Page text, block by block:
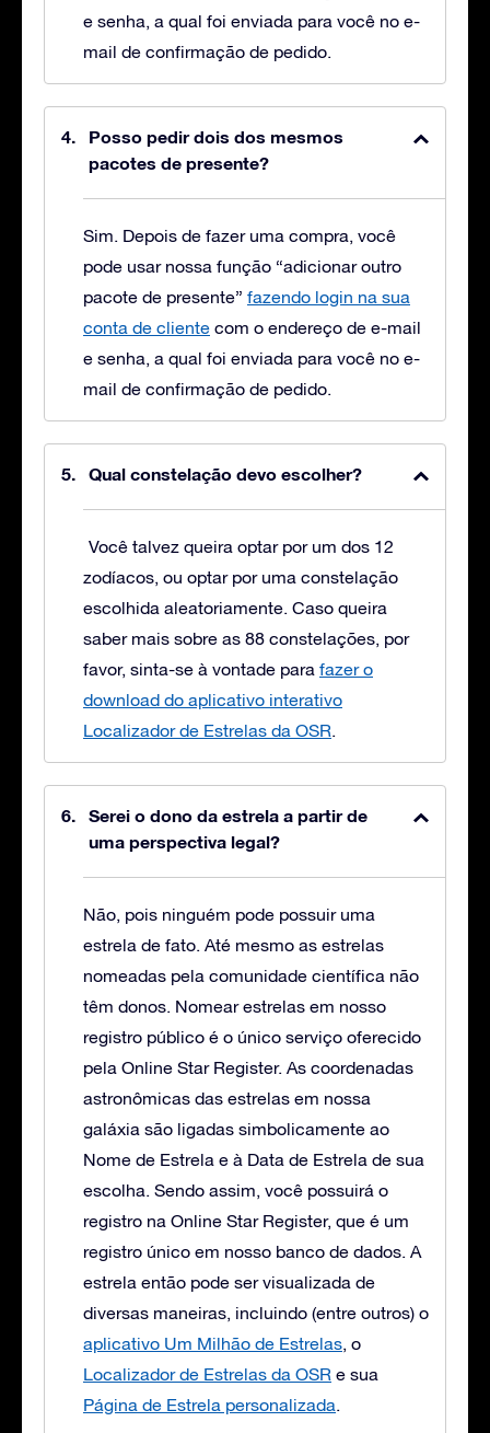
e senha, a qual foi enviada para você no e-
mail de confirmação de pedido.
Posso pedir dois dos mesmos
pacotes de presente?
Sim. Depois de fazer uma compra, você
pode usar nossa função “adicionar outro
pacote de presente” fazendo login na sua
conta de cliente com o endereço de e-mail
e senha, a qual foi enviada para você no e-
mail de confirmação de pedido.
Qual constelação devo escolher?
Você talvez queira optar por um dos 12
zodíacos, ou optar por uma constelação
escolhida aleatoriamente. Caso queira
saber mais sobre as 88 constelações, por
favor, sinta-se à vontade para fazer o
download do aplicativo interativo
Localizador de Estrelas da OSR.
Serei o dono da estrela a partir de
uma perspectiva legal?
Não, pois ninguém pode possuir uma
estrela de fato. Até mesmo as estrelas
nomeadas pela comunidade científica não
têm donos. Nomear estrelas em nosso
registro público é o único serviço oferecido
pela Online Star Register. As coordenadas
astronômicas das estrelas em nossa
galáxia são ligadas simbolicamente ao
Nome de Estrela e à Data de Estrela de sua
escolha. Sendo assim, você possuirá o
registro na Online Star Register, que é um
registro único em nosso banco de dados. A
estrela então pode ser visualizada de
diversas maneiras, incluindo (entre outros) o
aplicativo Um Milhão de Estrelas, o
Localizador de Estrelas da OSR e sua
Página de Estrela personalizada.